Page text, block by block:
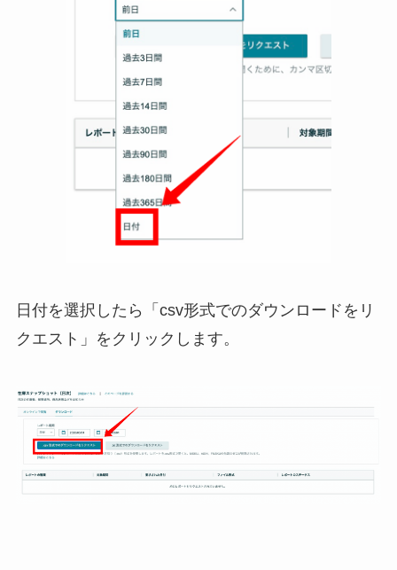
日付を選択したら「csv形式でのダウンロードをリ
クエスト」をクリックします。